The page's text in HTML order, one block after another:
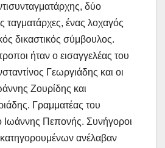
δύο
ταγματάρχες, ένας λοχαγός
δικαστικός σύμβουλος.
ήταν ο εισαγγελέας του
Γεωργιάδης και οι
Ζουρίδης και
Γραμματέας του
Ιωάννης Πεπονής. Συνήγοροι
ανέλαβαν